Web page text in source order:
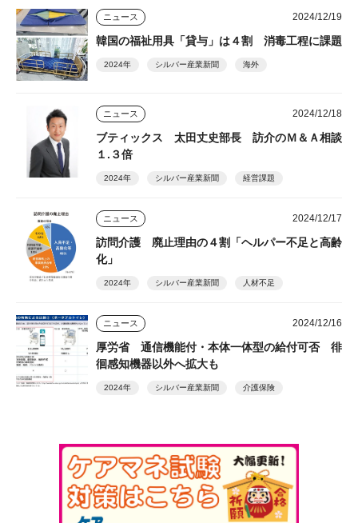
ニュース 2024/12/19
韓国の福祉用具「貸与」は４割 消毒工程に課題
2024年 シルバー産業新聞 海外
ニュース 2024/12/18
ブティックス 太田丈史部長 訪介のＭ＆Ａ相談
１.３倍
2024年 シルバー産業新聞 経営課題
ニュース 2024/12/17
訪問介護 廃止理由の４割「ヘルパー不足と高齢
化」
2024年 シルバー産業新聞 人材不足
ニュース 2024/12/16
厚労省 通信機能付・本体一体型の給付可否 徘
徊感知機器以外へ拡大も
2024年 シルバー産業新聞 介護保険